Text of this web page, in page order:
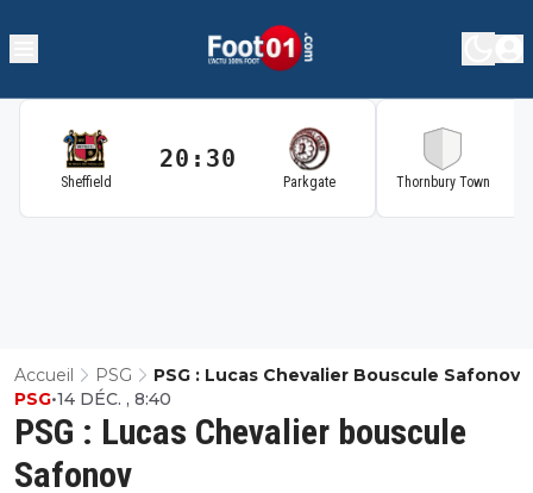
Sheffield
20:30
Parkgate Thornbury Town
Accueil PSG PSG : Lucas Chevalier Bouscule Safonov
PSG : Lucas Chevalier bouscule
Safonov
PSG•14 DÉC. , 8:40